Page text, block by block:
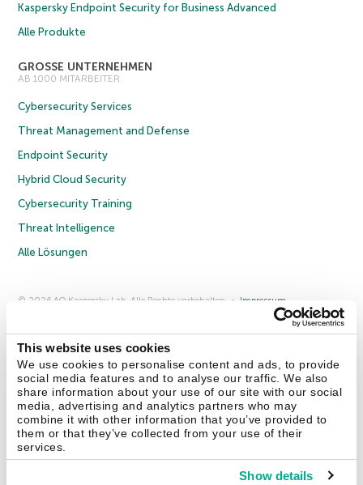
This website uses cookies
We use cookies to personalise content and ads, to provide
social media features and to analyse our traffic. We also
share information about your use of our site with our social
media, advertising and analytics partners who may
combine it with other information that you’ve provided to
them or that they’ve collected from your use of their
services.
Show details
Kaspersky Endpoint Security for Business Advanced
Alle Produkte
GROSSE UNTERNEHMEN
AB 1000 MITARBEITER
Cybersecurity Services
Threat Management and Defense
Endpoint Security
Hybrid Cloud Security
Cybersecurity Training
Threat Intelligence
Alle Lösungen
© 2026 AO Kaspersky Lab. Alle Rechte vorbehalten.
Impressum
Lizenzvereinbarung B2B
Anmeldung zum Newsletter für B2B-Vertriebspartner
Kontakt Über uns Partner Blog
Weitere Informationen
Pressemitteilungen
Securelist Eugene Personal Blog Enzyklopädie